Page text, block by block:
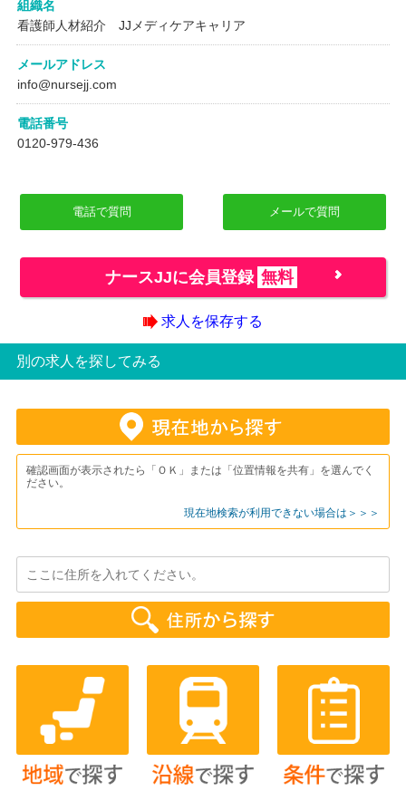
組織名
看護師人材紹介 JJメディケアキャリア
メールアドレス
info@nursejj.com
電話番号
0120-979-436
電話で質問 メールで質問
ナースJJに会員登録 無料
求人を保存する
別の求人を探してみる
確認画面が表示されたら「ＯＫ」または「位置情報を共有」を選んでく
ださい。
現在地検索が利用できない場合は＞＞＞